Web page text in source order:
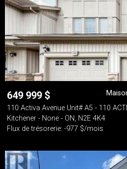
649 999 $
110 Activa Avenue Unit# A5 - 110
Kitchener - None - ON, N2E 4K4
Flux de trésorerie: -977 $/mois